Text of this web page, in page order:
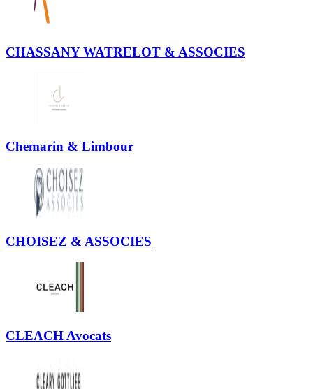
CHASSANY WATRELOT & ASSOCIES
Chemarin & Limbour
CHOISEZ & ASSOCIES
CLEACH Avocats